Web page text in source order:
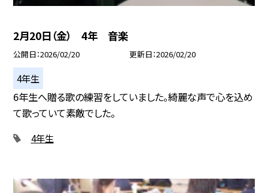
2月20日（金） 4年 音楽
公開日 2026/02/20 更新日 2026/02/20
4年生
6年生へ贈る歌の練習をしていました。綺麗な声で心を込め
て歌っていて素敵でした。
4年生